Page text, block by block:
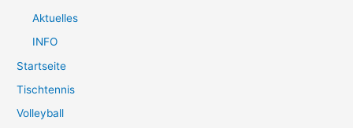
Aktuelles
INFO
Startseite
Tischtennis
Volleyball